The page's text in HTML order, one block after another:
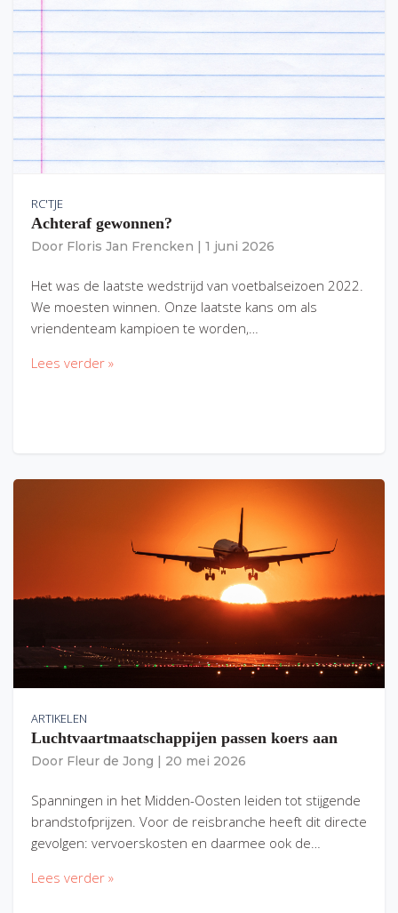
RC'TJE
Achteraf gewonnen?
Door Floris Jan Frencken 1 juni 2026
Het was de laatste wedstrijd van voetbalseizoen 2022.
We moesten winnen. Onze laatste kans om als
vriendenteam kampioen te worden,…
Lees verder »
ARTIKELEN
Luchtvaartmaatschappijen passen koers aan
Door Fleur de Jong 20 mei 2026
Spanningen in het Midden-Oosten leiden tot stijgende
brandstofprijzen. Voor de reisbranche heeft dit directe
gevolgen: vervoerskosten en daarmee ook de…
Lees verder »